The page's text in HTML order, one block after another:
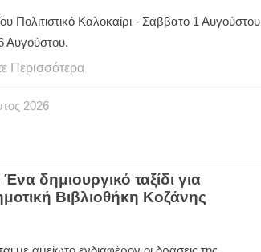
Πολιτιστικό Καλοκαίρι - Σάββατο 1 Αυγούστου
Αυγούστου.
Περισσότερα
2026
δημιουργικό ταξίδι για
Βιβλιοθήκη Κοζάνης